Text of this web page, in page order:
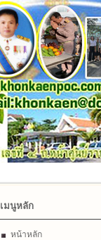
เมนูหลัก
หน้าหลัก